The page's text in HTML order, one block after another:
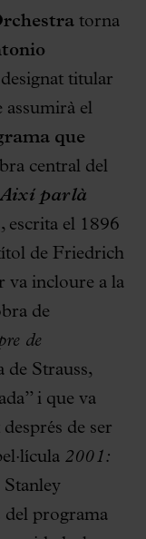
torna
titular
assumirà el
que
central del
Així parlà
escrita el 1896
de Friedrich
va incloure a la
de
de
de Strauss,
i que va
de ser
2001:
del programa